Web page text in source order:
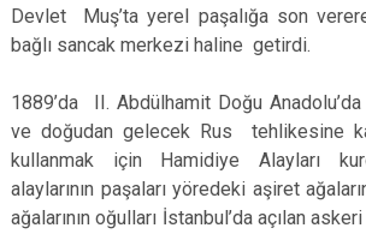
Devlet Muş’ta yerel paşalığa son
bağlı sancak merkezi haline getirdi.
1889’da II. Abdülhamit Doğu
ve doğudan gelecek Rus tehlikesine
kullanmak için Hamidiye Alayları
alaylarının paşaları yöredeki aşiret
ağalarının oğulları İstanbul’da açılan